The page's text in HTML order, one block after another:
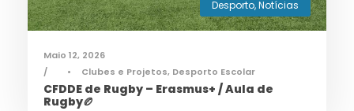
Desporto,Notícias
Maio 12, 2026
•
Clubes e Projetos, Desporto Escolar
CFDDE de Rugby – Erasmus+ / Aula de
Rugby🏉